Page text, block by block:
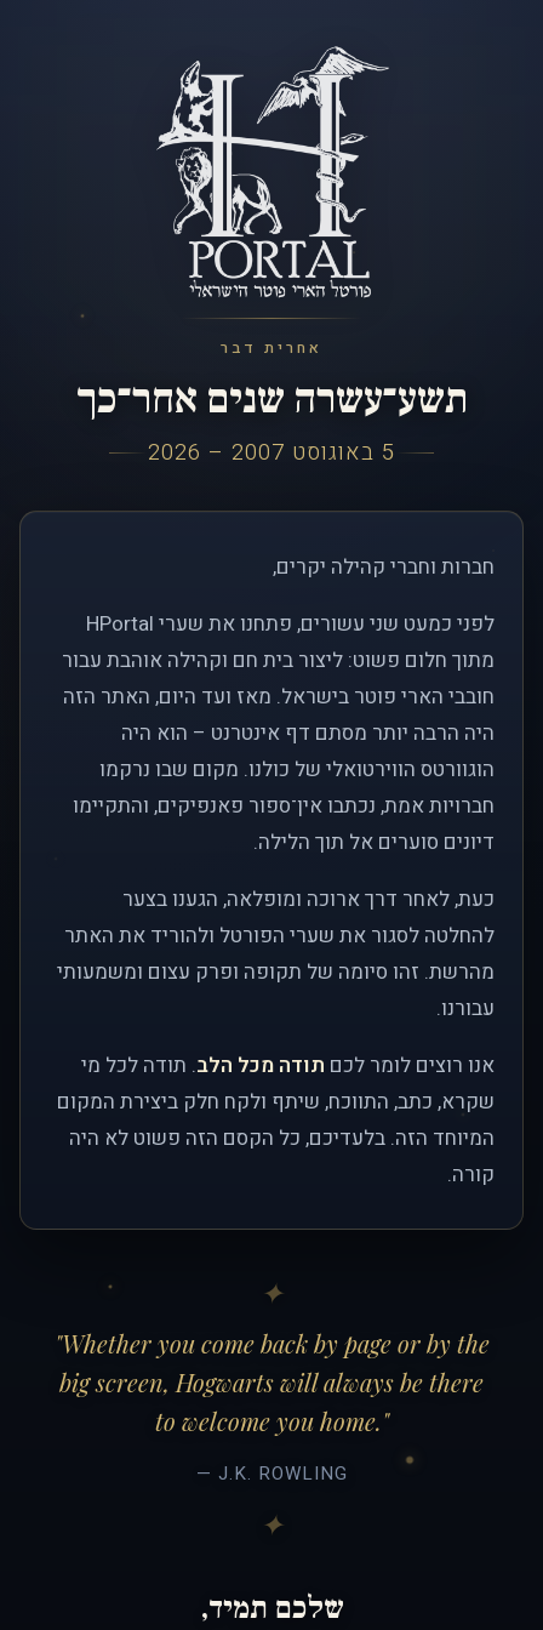
אחרית דבר
תשע־עשרה שנים אחר־כך
5 באוגוסט 2007 – 2026
חברות וחברי קהילה יקרים,
לפני כמעט שני עשורים, פתחנו את שערי HPortal
מתוך חלום פשוט: ליצור בית חם וקהילה אוהבת עבור
חובבי הארי פוטר בישראל. מאז ועד היום, האתר הזה
היה הרבה יותר מסתם דף אינטרנט – הוא היה
הוגוורטס הווירטואלי של כולנו. מקום שבו נרקמו
חברויות אמת, נכתבו אין־ספור פאנפיקים, והתקיימו
דיונים סוערים אל תוך הלילה.
כעת, לאחר דרך ארוכה ומופלאה, הגענו בצער
להחלטה לסגור את שערי הפורטל ולהוריד את האתר
מהרשת. זהו סיומה של תקופה ופרק עצום ומשמעותי
עבורנו.
אנו רוצים לומר לכם תודה מכל הלב. תודה לכל מי
שקרא, כתב, התווכח, שיתף ולקח חלק ביצירת המקום
המיוחד הזה. בלעדיכם, כל הקסם הזה פשוט לא היה
קורה.
"Whether you come back by page or by the
big screen, Hogwarts will always be there
to welcome you home."
— J.K. ROWLING
שלכם תמיד,